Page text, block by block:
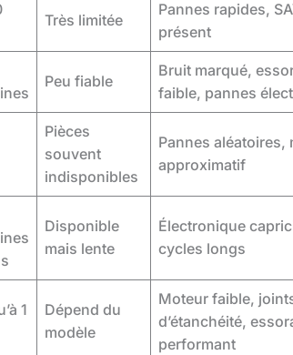
Très limitée
Pannes rapides,
présent
Peu fiable
Bruit marqué,
faible, pannes
Pièces
souvent
indisponibles
Pannes aléatoires,
approximatif
Disponible
mais lente
Électronique
cycles longs
1
Dépend du
modèle
Moteur faible,
d’étanchéité,
performant